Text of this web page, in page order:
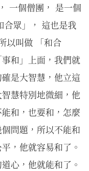
一個僧團， 是一個
合眾」， 這也是我
以叫做 「和合
和」上面，我們就
是大智慧，他立這
慧特別地微細，他
和，也要和，怎麼
問題，所以不能和
，他就容易和了。
心，他就能和了。